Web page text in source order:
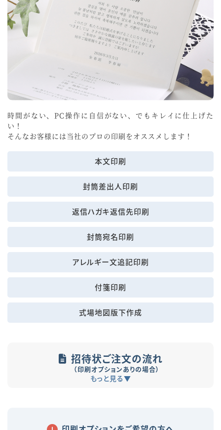
時間がない、PC操作に自信がない、でもキレイに仕上げた
い！
そんなお客様には当社のプロの印刷をオススメします！
本文印刷
封筒差出人印刷
返信ハガキ返信先印刷
封筒宛名印刷
アレルギー文追記印刷
付箋印刷
式場地図版下作成
招待状ご注文の流れ
（印刷オプションありの場合）